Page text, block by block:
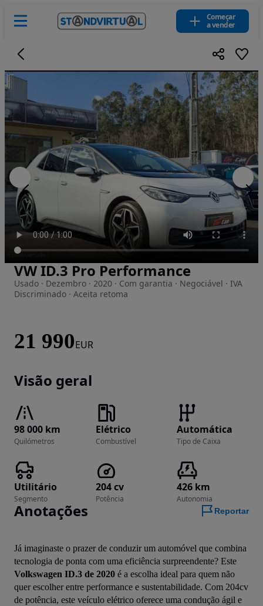
Começar
a vender
Imagem 1 de 13
VW ID.3 Pro Performance
Usado · Dezembro · 2020 · Com garantia · Negociável · IVA
Discriminado · Aceita retoma
21 990EUR
Visão geral
98 000 km
Quilómetros
Elétrico
Combustível
Automática
Tipo de Caixa
Utilitário
Segmento
204 cv
Potência
426 km
Autonomia
Anotações Reportar
Já imaginaste o prazer de conduzir um automóvel que combina
Volkswagen ID.3 de 2020 é a escolha ideal para quem não
quer escolher entre performance e sustentabilidade. Com 204cv
de potência, este veículo elétrico oferece uma condução ágil e